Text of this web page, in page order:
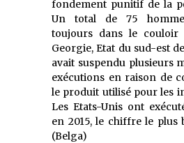
fondement punitif de la
Un total de 75
toujours dans le
Georgie, Etat du sud-est
avait suspendu plusieurs
exécutions en raison de
le produit utilisé pour les
Les Etats-Unis ont
en 2015, le chiffre le plus
(Belga)